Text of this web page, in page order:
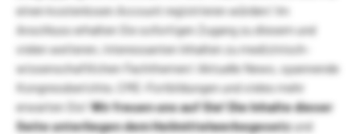
einen kostenlosen Account registrieren würden! Im
Anschluss erhalten Sie sofortigen Zugang zu diesem und
vielen weiteren, interessanten Inhalten zu medizinisch-
wissenschaftlichen Fachthemen! Aktuelle News, spannende
Kongressberichte, CME-Fortbildungen und vieles mehr
erwarten Sie!Wir freuen uns auf Sie!Die Inhalte dieser
Seite unterliegen dem Heilmittelwerbegesetzund